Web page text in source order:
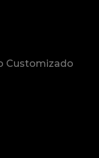
Customizado